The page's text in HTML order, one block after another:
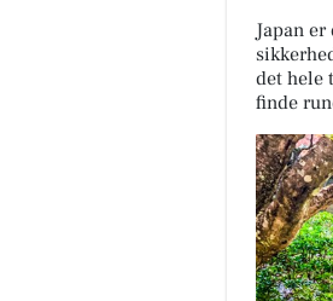
Japan
det hele
finde